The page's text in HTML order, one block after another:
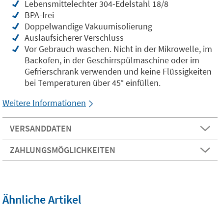
Lebensmittelechter 304-Edelstahl 18/8
BPA-frei
Doppelwandige Vakuumisolierung
Auslaufsicherer Verschluss
Vor Gebrauch waschen. Nicht in der Mikrowelle, im
Backofen, in der Geschirrspülmaschine oder im
Gefrierschrank verwenden und keine Flüssigkeiten
bei Temperaturen über 45° einfüllen.
Weitere Informationen
VERSANDDATEN
ZAHLUNGSMÖGLICHKEITEN
Ähnliche Artikel